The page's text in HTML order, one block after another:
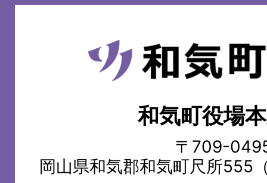
和
気
和気町役場
〒709-
岡山県和気郡和気町尺所555